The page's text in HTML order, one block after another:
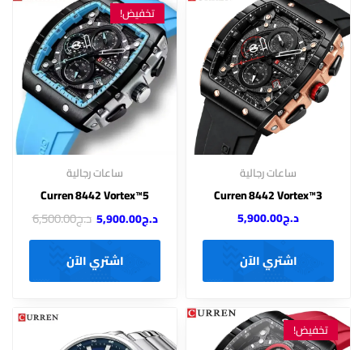
ساعات رجالية
Curren 8442 Vortex™3
د.ج5,900.00
اشتري الآن
تخفيض!
ساعات رجالية
Curren 8442 Vortex™5
د.ج5,900.00 د.ج6,500.00
اشتري الآن
تخفيض!